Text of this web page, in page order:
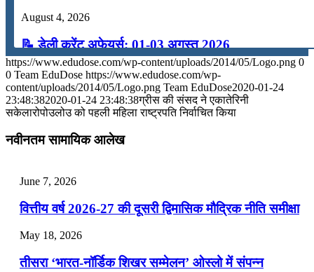
August 4, 2026
📝 डेली करेंट अफेयर्स: 01-03 अगस्त 2026
July 31, 2026
📝 डेली करेंट अफेयर्स: 28-31 जुलाई 2026
July 25, 2026
📝 डेली करेंट अफेयर्स: 22-24 जुलाई 2026
July 22, 2026
📝 डेली करेंट अफेयर्स: 19-21 जुलाई 2026
https://www.edudose.com/wp-content/uploads/2014/05/Logo.png 0
0 Team EduDose https://www.edudose.com/wp-
content/uploads/2014/05/Logo.png Team EduDose2020-01-24
23:48:382020-01-24 23:48:38ग्रीस की संसद ने एकातेरिनी
सकेलारोपोउलोउ को पहली महिला राष्ट्रपति निर्वाचित किया
नवीनतम सामायिक आलेख
June 7, 2026
वित्तीय वर्ष 2026-27 की दूसरी द्विमासिक मौद्रिक नीति समीक्षा
May 18, 2026
तीसरा ‘भारत-नॉर्डिक शिखर सम्मेलन’ ओस्लो में संपन्न